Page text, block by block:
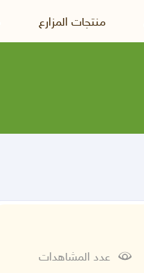
منتجات المزارع
عدد المشاهدات